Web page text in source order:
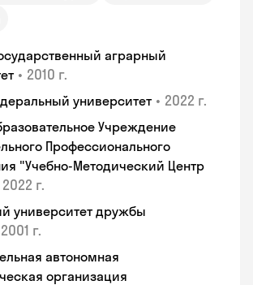
аграрный
• 2010 г.
университет • 2022 г.
Учреждение
Профессионального
"Учебно-Методический Центр
2022 г.
университет дружбы
2001 г.
автономная
организация